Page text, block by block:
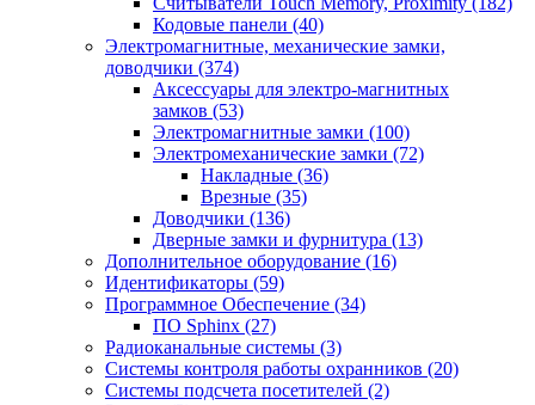
Кодовые панели (40)
Электромагнитные, механические замки,
доводчики (374)
Аксессуары для электро-магнитных
замков (53)
Электромагнитные замки (100)
Электромеханические замки (72)
Накладные (36)
Врезные (35)
Доводчики (136)
Дверные замки и фурнитура (13)
Дополнительное оборудование (16)
Идентификаторы (59)
Программное Обеспечение (34)
ПО Sphinx (27)
Радиоканальные системы (3)
Системы контроля работы охранников (20)
Системы подсчета посетителей (2)